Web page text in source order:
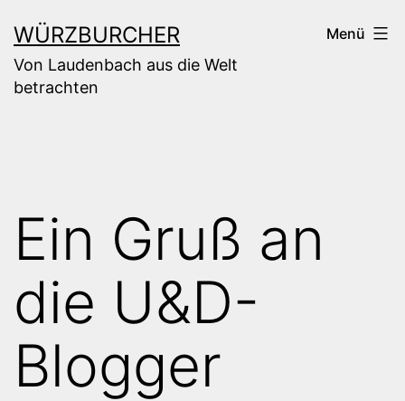
Inhalt
springen
WÜRZBURCHER
Von Laudenbach aus die Welt
betrachten
Menü
Ein Gruß an
die U&D-
Blogger